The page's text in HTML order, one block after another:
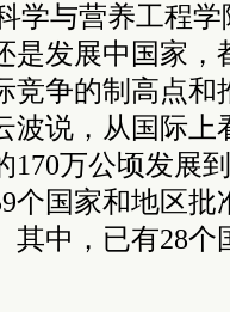
学与营养工程
是发展中国家，
竞争的制高点和
波说，从国际上
170万公顷发展
个国家和地区
其中，已有28个